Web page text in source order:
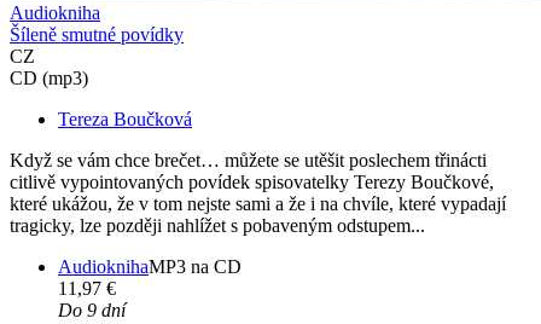
Audiokniha
Šíleně smutné povídky
CZ
CD (mp3)
Tereza Boučková
Když se vám chce brečet… můžete se utěšit poslechem třinácti
citlivě vypointovaných povídek spisovatelky Terezy Boučkové,
které ukážou, že v tom nejste sami a že i na chvíle, které vypadají
tragicky, lze později nahlížet s pobaveným odstupem...
AudioknihaMP3 na CD
11,97 €
Do 9 dní